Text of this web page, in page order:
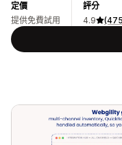
定價
提供免費試用
評分
4.9